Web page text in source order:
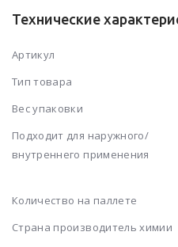
Технические
Артикул
Тип товара
Вес упаковки
Подходит для наружного/
внутреннего применения
Количество на паллете
Страна производитель химии